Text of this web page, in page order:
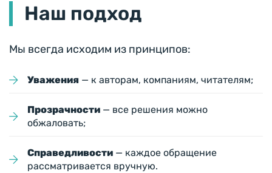
Наш подход
Мы всегда исходим из принципов:
Уважения — к авторам, компаниям, читателям;
Прозрачности — все решения можно
обжаловать;
Справедливости — каждое обращение
рассматривается вручную.